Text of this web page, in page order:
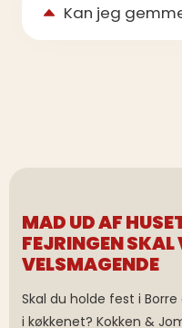
Kan jeg
MAD UD AF
FEJRINGEN
VELSMAGENDE
Skal du holde fest i
i køkkenet? Kokken &